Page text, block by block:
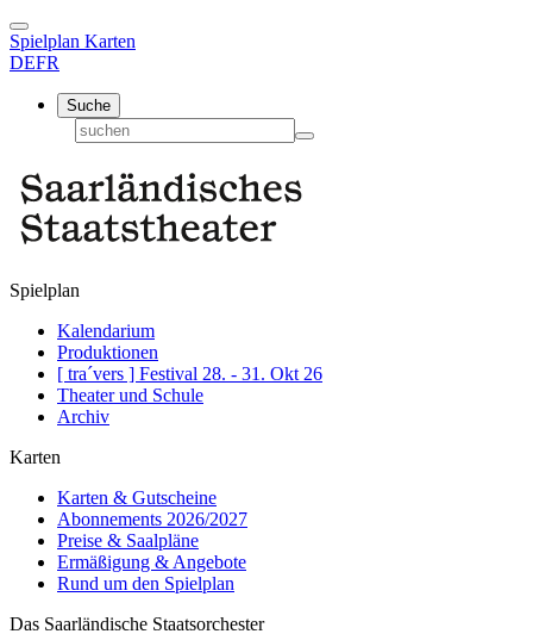
Spielplan Karten
DEFR
Suche
Spielplan
Kalendarium
Produktionen
[ tra´vers ] Festival 28. - 31. Okt 26
Theater und Schule
Archiv
Karten
Karten & Gutscheine
Abonnements 2026/2027
Preise & Saalpläne
Ermäßigung & Angebote
Rund um den Spielplan
Das Saarländische Staatsorchester